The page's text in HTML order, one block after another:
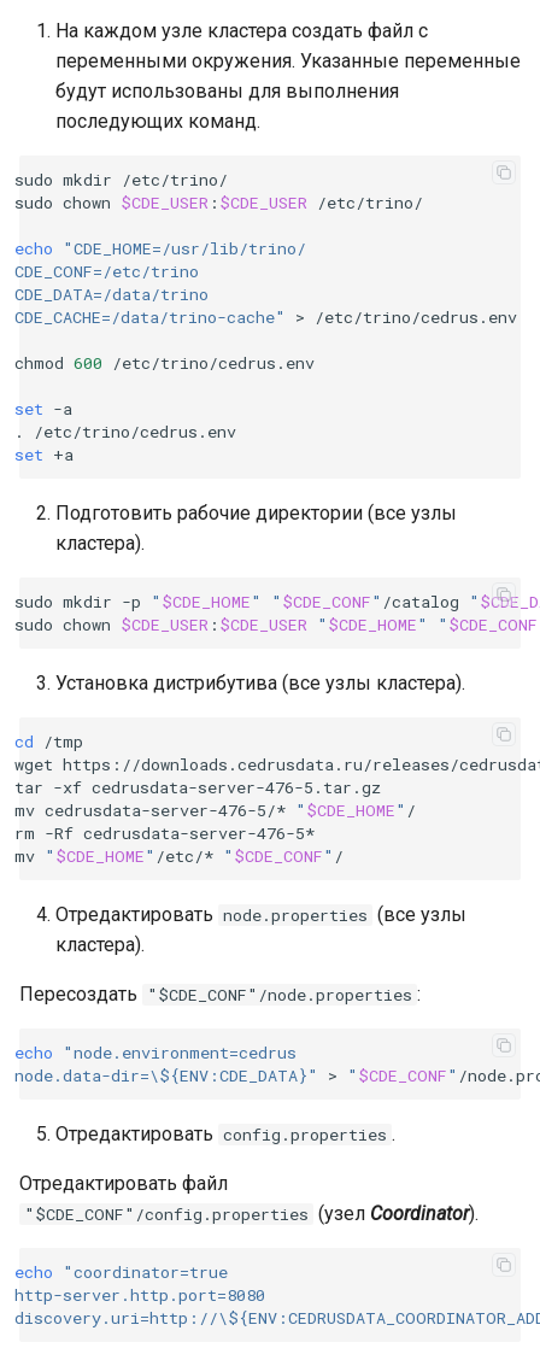
На каждом узле кластера создать файл с
переменными окружения. Указанные переменные
будут использованы для выполнения
последующих команд.
sudo mkdir
/etc/trino/
sudo chown $CDE_USER : $CDE_USER /etc/trino/
echo
"CDE_HOME=/usr/lib/trino/
CDE_CONF=/etc/trino
CDE_DATA=/data/trino
CDE_CACHE=/data/trino-cache"
> /etc/trino/cedrus.env
chmod 600 /etc/trino/cedrus.env
set -a
.
set
Подготовить рабочие директории (все узлы
кластера).
sudo mkdir -p " $CDE_HOME" " $CDE_CONF" /catalog "
sudo chown $CDE_USER : $CDE_USER " $CDE_HOME" " $CDE_CONF
Установка дистрибутива (все узлы кластера).
cd
/tmp
wget https://downloads.cedrusdata.ru/releases/
tar -xf cedrusdata-server-476-5.tar.gz
mv cedrusdata-server-476-5/* " $CDE_HOME" /
rm -Rf cedrusdata-server-476-5*
mv " $CDE_HOME" /etc/* " $CDE_CONF"
Отредактировать node.properties (все узлы
кластера).
Пересоздать "$CDE_CONF"/node.properties :
echo
"node.environment=cedrus
node.data-dir=\${ENV:CDE_DATA}"
> " $CDE_CONF"
Отредактировать config.properties .
Отредактировать файл
"$CDE_CONF"/config.properties (узел Coordinator).
echo
"coordinator=true
http-server.http.port=8080
discovery.uri=http://